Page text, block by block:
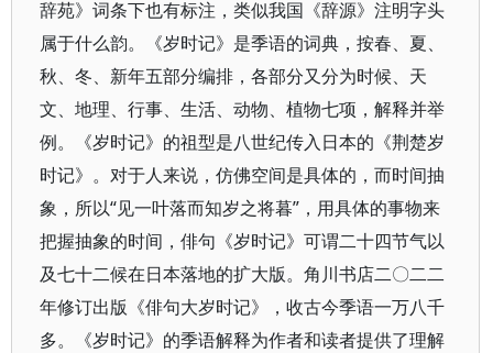
辞苑》词条下也有标注，类似我国《辞源》注明字头
属于什么韵。《岁时记》是季语的词典，按春、夏、
秋、冬、新年五部分编排，各部分又分为时候、天
文、地理、行事、生活、动物、植物七项，解释并举
例。《岁时记》的祖型是八世纪传入日本的《荆楚岁
时记》。对于人来说，仿佛空间是具体的，而时间抽
象，所以“见一叶落而知岁之将暮”，用具体的事物来
把握抽象的时间，俳句《岁时记》可谓二十四节气以
及七十二候在日本落地的扩大版。角川书店二〇二二
年修订出版《俳句大岁时记》，收古今季语一万八千
多。《岁时记》的季语解释为作者和读者提供了理解